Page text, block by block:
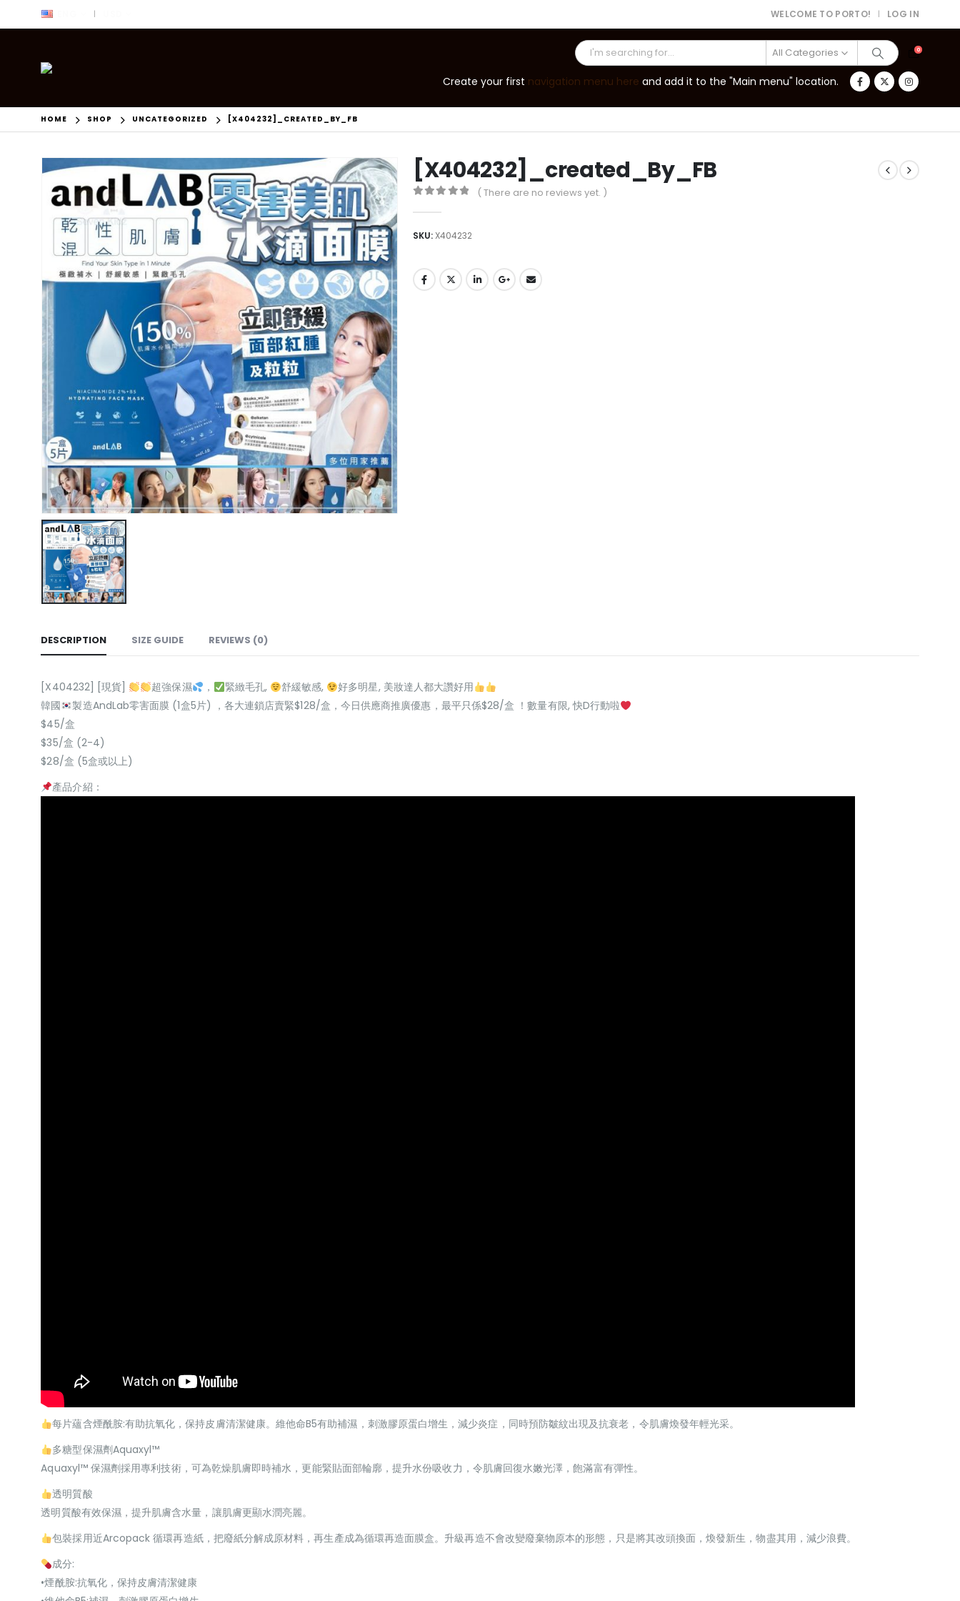
| WELCOME TO PORTO! | LOG IN
All Categories 0
Create your first navigation menu here and add it to the "Main menu" location.
HOME SHOP UNCATEGORIZED [X404232]_CREATED_BY_FB
[X404232]_created_By_FB
( There are no reviews yet. )
SKU:X404232
DESCRIPTION SIZE GUIDE REVIEWS (0)
[X404232] [現貨] 超強保濕 ， 緊緻毛孔, 舒緩敏感,
好多明星, 美妝達人都大讚好用
韓國
製造AndLab零害面膜 (1盒5片) ，各大連鎖店賣緊$128/盒，今日供應商推廣優惠，最平只係$28/盒 ！數量有限, 快D行動啦
$45/盒
$35/盒 (2-4)
$28/盒 (5盒或以上)
產品介紹：
每片蘊含煙酰胺:有助抗氧化，保持皮膚清潔健康。維他命B5有助補濕，刺激膠原蛋白增生，減少炎症，同時預防皺紋出現及抗衰老，令肌膚煥發年輕光采。
多糖型保濕劑Aquaxyl™
Aquaxyl™ 保濕劑採用專利技術，可為乾燥肌膚即時補水，更能緊貼面部輪廓，提升水份吸收力，令肌膚回復水嫩光澤，飽滿富有彈性。
透明質酸
透明質酸有效保濕，提升肌膚含水量，讓肌膚更顯水潤亮麗。
包裝採用近Arcopack 循環再造紙，把廢紙分解成原材料，再生產成為循環再造面膜盒。升級再造不會改變廢棄物原本的形態，只是將其改頭換面，煥發新生，物盡其用，減少浪費。
成分:
•煙酰胺:抗氧化，保持皮膚清潔健康